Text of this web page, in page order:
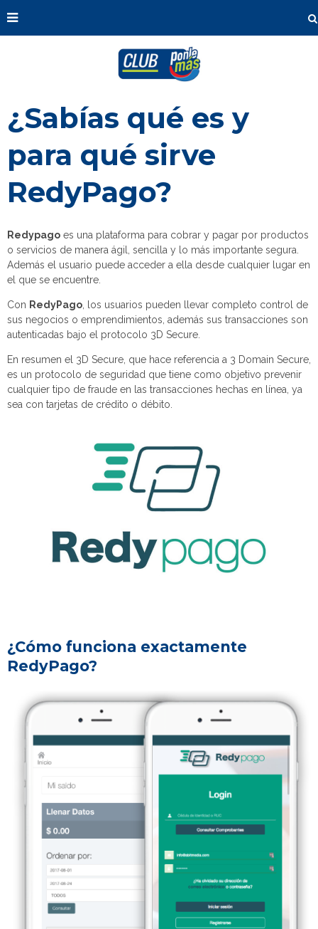
¿Sabías qué es y
para qué sirve
RedyPago?
Redypago es una plataforma para cobrar y pagar por productos
o servicios de manera ágil, sencilla y lo más importante segura.
Además el usuario puede acceder a ella desde cualquier lugar en
el que se encuentre.
Con RedyPago , los usuarios pueden llevar completo control de
sus negocios o emprendimientos, además sus transacciones son
autenticadas bajo el protocolo 3D Secure.
En resumen el 3D Secure, que hace referencia a 3 Domain Secure,
es un protocolo de seguridad que tiene como objetivo prevenir
cualquier tipo de fraude en las transacciones hechas en línea, ya
sea con tarjetas de crédito o débito.
¿Cómo funciona exactamente
RedyPago?